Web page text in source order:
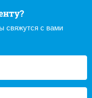
свяжутся с вами